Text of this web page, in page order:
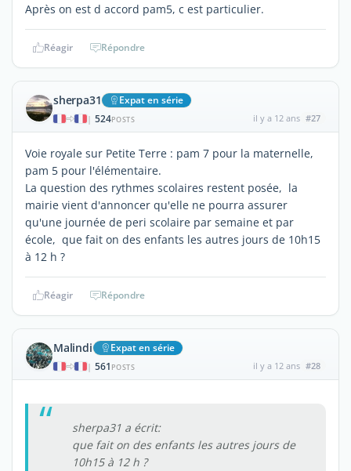
Après on est d accord pam5, c est particulier.
Réagir Répondre
sherpa31 Expat en série
| 524POSTS il y a 12 ans #27
Voie royale sur Petite Terre : pam 7 pour la maternelle,
pam 5 pour l'élémentaire.
La question des rythmes scolaires restent posée, la
mairie vient d'annoncer qu'elle ne pourra assurer
qu'une journée de peri scolaire par semaine et par
école, que fait on des enfants les autres jours de 10h15
à 12 h ?
Réagir Répondre
Malindi Expat en série
| 561 POSTS il y a 12 ans #28
sherpa31 a écrit:
que fait on des enfants les autres jours de
10h15 à 12 h ?